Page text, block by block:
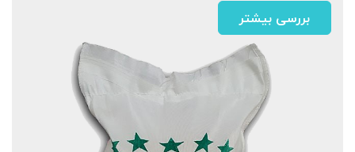
بررسی بیشتر